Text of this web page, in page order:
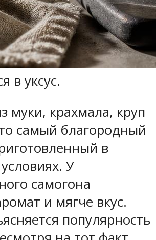
в уксус.
муки, крахмала, круп
самый благородный
в
У
самогона
и мягче вкус.
популярность